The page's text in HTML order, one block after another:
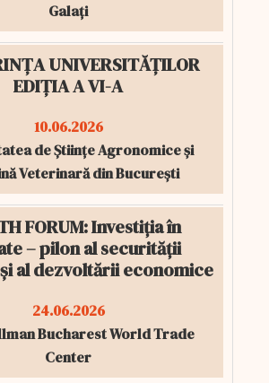
Galați
UNIVERSITĂȚILOR
EDIȚIA A VI-A
10.06.2026
de Științe Agronomice și
Veterinară din București
FORUM: Investiția în
– pilon al securității
al dezvoltării economice
24.06.2026
Bucharest World Trade
Center